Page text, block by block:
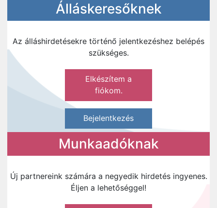
Álláskeresőknek
Az álláshirdetésekre történő jelentkezéshez belépés
szükséges.
Elkészítem a
fiókom.
Bejelentkezés
Munkaadóknak
Új partnereink számára a negyedik hirdetés ingyenes.
Éljen a lehetőséggel!